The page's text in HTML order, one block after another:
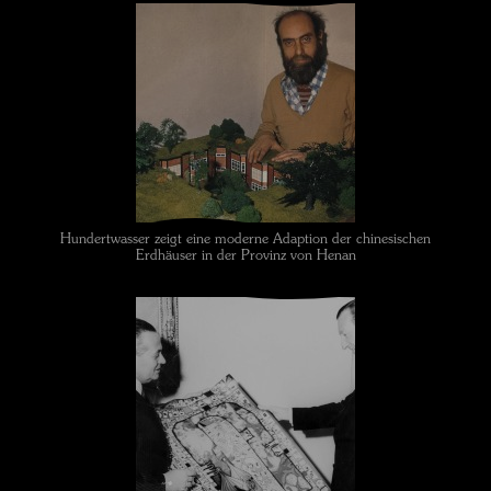
Hundertwasser zeigt eine moderne Adaption der chinesischen
Erdhäuser in der Provinz von Henan